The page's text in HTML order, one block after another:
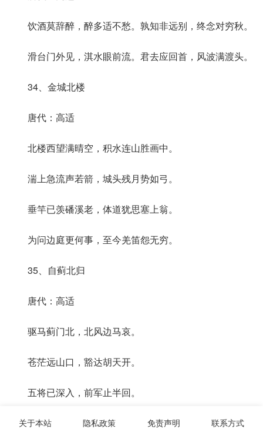
饮酒莫辞醉，醉多适不愁。孰知非远别，终念对穷秋。
滑台门外见，淇水眼前流。君去应回首，风波满渡头。
34、金城北楼
唐代：高适
北楼西望满晴空，积水连山胜画中。
湍上急流声若箭，城头残月势如弓。
垂竿已羡磻溪老，体道犹思塞上翁。
为问边庭更何事，至今羌笛怨无穷。
35、自蓟北归
唐代：高适
驱马蓟门北，北风边马哀。
苍茫远山口，豁达胡天开。
五将已深入，前军止半回。
谁怜不得意，长剑独归来。
关于本站 隐私政策 免责声明 联系方式